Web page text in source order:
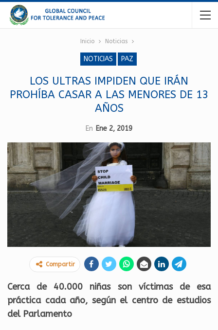
Inicio Noticias
NOTICIAS PAZ
LOS ULTRAS IMPIDEN QUE IRÁN
PROHÍBA CASAR A LAS MENORES DE 13
AÑOS
En Ene 2, 2019
Compartir
Cerca de 40.000 niñas son víctimas de esa
práctica cada año, según el centro de estudios
del Parlamento